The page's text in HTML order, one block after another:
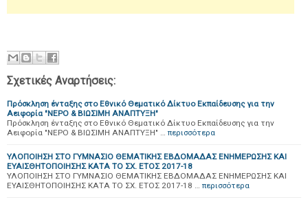
Σχετικές Αναρτήσεις:
Πρόσκληση ένταξης στο Εθνικό Θεματικό Δίκτυο Εκπαίδευσης για την
Αειφορία "ΝΕΡΟ & ΒΙΩΣΙΜΗ ΑΝΑΠΤΥΞΗ"
Πρόσκληση ένταξης στο Εθνικό Θεματικό Δίκτυο Εκπαίδευσης για την
Αειφορία "ΝΕΡΟ & ΒΙΩΣΙΜΗ ΑΝΑΠΤΥΞΗ" … περισσότερα
ΥΛΟΠΟΙΗΣΗ ΣΤΟ ΓΥΜΝΑΣΙΟ ΘΕΜΑΤΙΚΗΣ ΕΒΔΟΜΑΔΑΣ ΕΝΗΜΕΡΩΣΗΣ ΚΑΙ
ΕΥΑΙΣΘΗΤΟΠΟΙΗΣΗΣ ΚΑΤΑ ΤΟ ΣΧ. ΕΤΟΣ 2017-18
ΥΛΟΠΟΙΗΣΗ ΣΤΟ ΓΥΜΝΑΣΙΟ ΘΕΜΑΤΙΚΗΣ ΕΒΔΟΜΑΔΑΣ ΕΝΗΜΕΡΩΣΗΣ ΚΑΙ
ΕΥΑΙΣΘΗΤΟΠΟΙΗΣΗΣ ΚΑΤΑ ΤΟ ΣΧ. ΕΤΟΣ 2017-18 … περισσότερα